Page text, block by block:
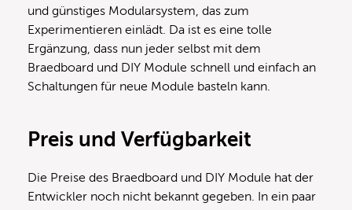
und günstiges Modularsystem, das zum
Experimentieren einlädt. Da ist es eine tolle
Ergänzung, dass nun jeder selbst mit dem
Braedboard und DIY Module schnell und einfach an
Schaltungen für neue Module basteln kann.
Preis und Verfügbarkeit
Die Preise des Braedboard und DIY Module hat der
Entwickler noch nicht bekannt gegeben. In ein paar